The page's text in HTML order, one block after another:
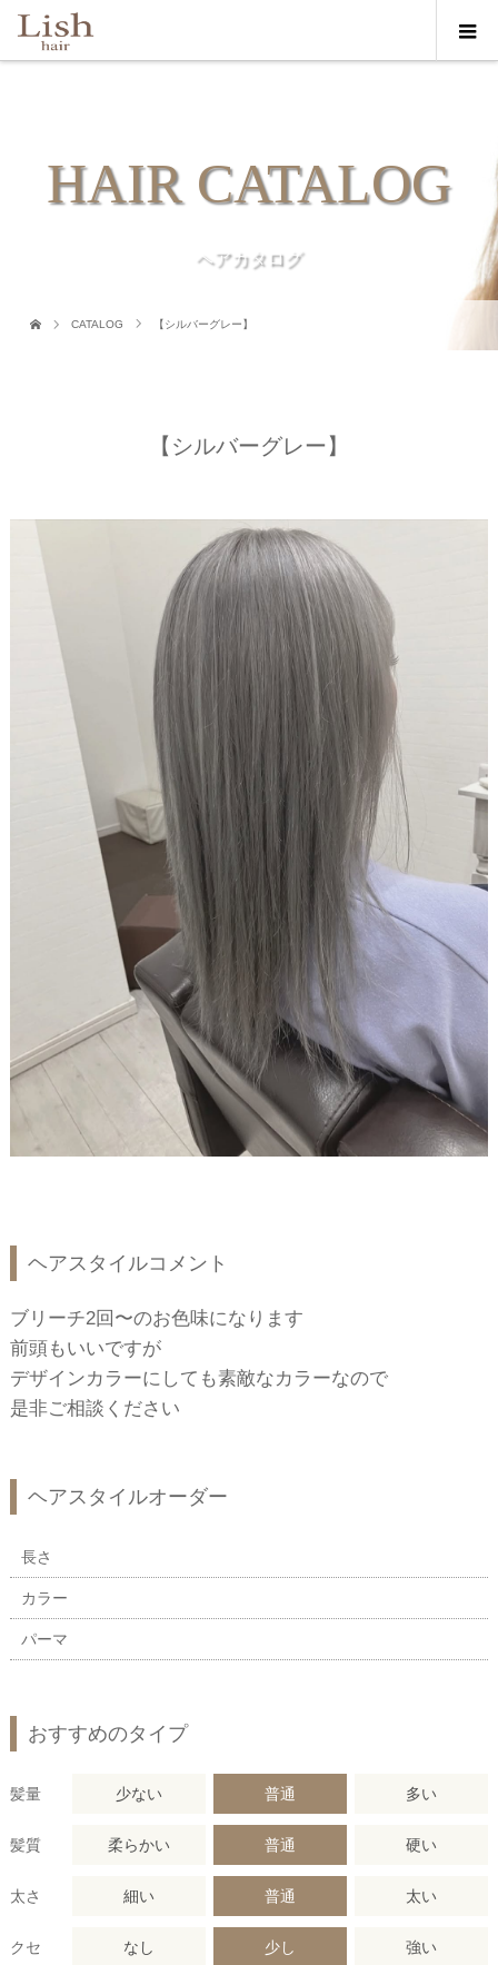
HAIR CATALOG
ヘアカタログ
CATALOG 【シルバーグレー】
【シルバーグレー】
ヘアスタイルコメント
ブリーチ2回〜のお色味になります
前頭もいいですが
デザインカラーにしても素敵なカラーなので
是非ご相談ください
ヘアスタイルオーダー
長さ
カラー
パーマ
おすすめのタイプ
髪量 少ない 普通 多い
髪質 柔らかい 普通 硬い
太さ 細い 普通 太い
クセ なし 少し 強い